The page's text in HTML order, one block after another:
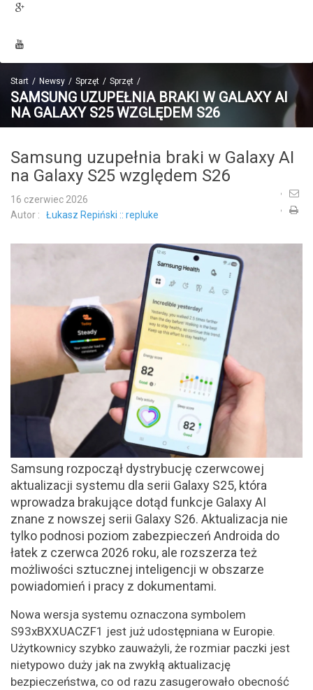
Start Newsy Sprzęt Sprzęt
SAMSUNG UZUPEŁNIA BRAKI W GALAXY AI
NA GALAXY S25 WZGLĘDEM S26
Samsung uzupełnia braki w Galaxy AI
na Galaxy S25 względem S26
16 czerwiec 2026
Autor : Łukasz Repiński :: repluke
Samsung rozpoczął dystrybucję czerwcowej
aktualizacji systemu dla serii Galaxy S25, która
wprowadza brakujące dotąd funkcje Galaxy AI
znane z nowszej serii Galaxy S26. Aktualizacja nie
tylko podnosi poziom zabezpieczeń Androida do
łatek z czerwca 2026 roku, ale rozszerza też
możliwości sztucznej inteligencji w obszarze
powiadomień i pracy z dokumentami.
Nowa wersja systemu oznaczona symbolem
S93xBXXUACZF1 jest już udostępniana w Europie.
Użytkownicy szybko zauważyli, że rozmiar paczki jest
nietypowo duży jak na zwykłą aktualizację
bezpieczeństwa, co od razu zasugerowało obecność